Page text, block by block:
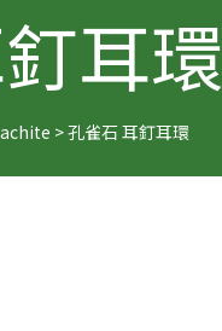
耳環
>孔雀石 耳釘耳環